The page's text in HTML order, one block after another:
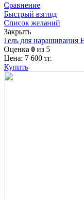
Сравнение
Быстрый взгляд
Список желаний
Закрыть
Гель для наращивания
Оценка 0 из 5
Цена: 7 600 тг.
Купить